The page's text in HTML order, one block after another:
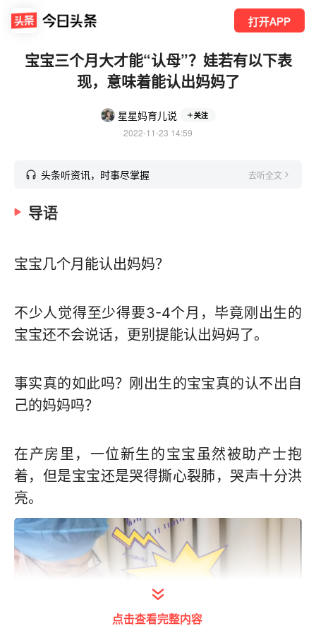
打开APP
宝宝三个月大才能“认母”？娃若有以下表
现，意味着能认出妈妈了
星星妈育儿说 关注
2022-11-23 14:59
头条听资讯，时事尽掌握 去听全文
导语
宝宝几个月能认出妈妈？
不少人觉得至少得要3-4个月，毕竟刚出生的
宝宝还不会说话，更别提能认出妈妈了。
事实真的如此吗？刚出生的宝宝真的认不出自
己的妈妈吗？
在产房里，一位新生的宝宝虽然被助产士抱
着，但是宝宝还是哭得撕心裂肺，哭声十分洪
亮。
点击查看完整内容